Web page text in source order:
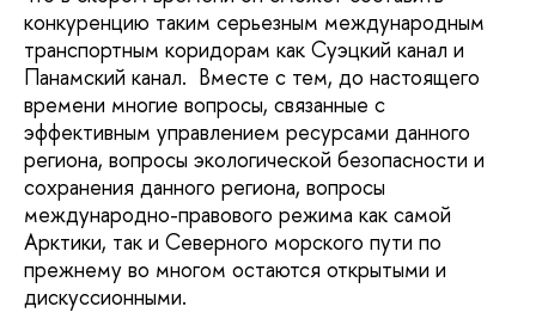
конкуренцию таким серьезным международным
транспортным коридорам как Суэцкий канал и
Панамский канал. Вместе с тем, до настоящего
времени многие вопросы, связанные с
эффективным управлением ресурсами данного
региона, вопросы экологической безопасности и
сохранения данного региона, вопросы
международно-правового режима как самой
Арктики, так и Северного морского пути по
прежнему во многом остаются открытыми и
дискуссионными.